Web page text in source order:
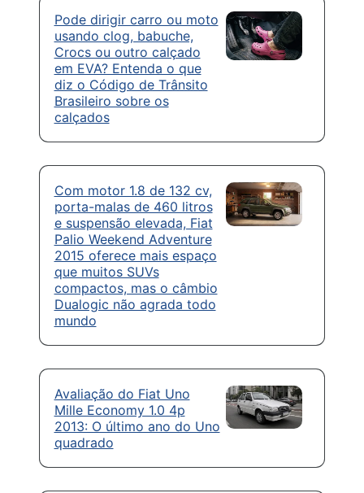
Pode dirigir carro ou moto
usando clog, babuche,
Crocs ou outro calçado
em EVA? Entenda o que
diz o Código de Trânsito
Brasileiro sobre os
calçados
Com motor 1.8 de 132 cv,
porta-malas de 460 litros
e suspensão elevada, Fiat
Palio Weekend Adventure
2015 oferece mais espaço
que muitos SUVs
compactos, mas o câmbio
Dualogic não agrada todo
mundo
Avaliação do Fiat Uno
Mille Economy 1.0 4p
2013: O último ano do Uno
quadrado